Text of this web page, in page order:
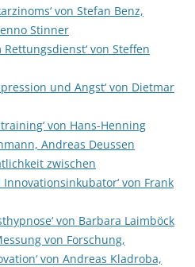
von Stefan Benz,
Stinner
von Steffen
und Angst‘ von Dietmar
von Hans-Henning
Andreas Deussen
zwischen
von Frank
von Barbara Laimböck
von Forschung,
von Andreas Kladroba,